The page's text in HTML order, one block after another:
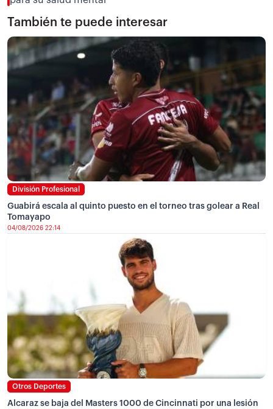
También te puede interesar
División Profesional
Guabirá escala al quinto puesto en el torneo tras golear a Real
Tomayapo
04/08/2026 22:14
Otros Deportes
Alcaraz se baja del Masters 1000 de Cincinnati por una lesión